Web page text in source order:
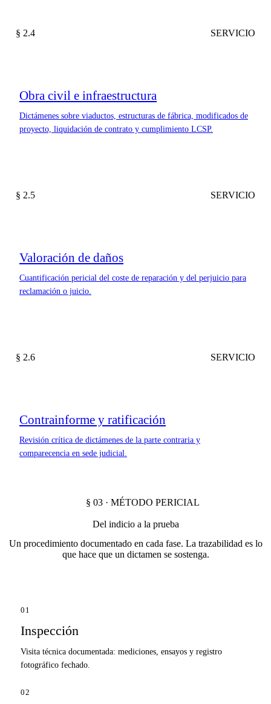
§ 2.4 SERVICIO
Obra civil e infraestructura
Dictámenes sobre viaductos, estructuras de fábrica, modificados de
proyecto, liquidación de contrato y cumplimiento LCSP.
§ 2.5 SERVICIO
Valoración de daños
Cuantificación pericial del coste de reparación y del perjuicio para
reclamación o juicio.
§ 2.6 SERVICIO
Contrainforme y ratificación
Revisión crítica de dictámenes de la parte contraria y
comparecencia en sede judicial.
§ 03 · MÉTODO PERICIAL
Del indicio a la prueba
Un procedimiento documentado en cada fase. La trazabilidad es lo
que hace que un dictamen se sostenga.
01
Inspección
Visita técnica documentada: mediciones, ensayos y registro
fotográfico fechado.
02